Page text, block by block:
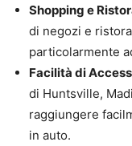
Shopping e
di negozi e
particolarmente
Facilità di
di Huntsville,
raggiungere
in auto.